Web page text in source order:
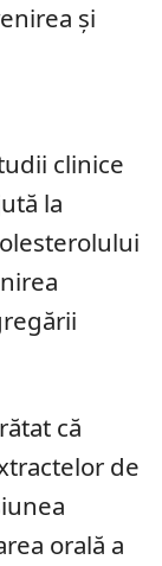
și
clinice
la
că
de
orală a